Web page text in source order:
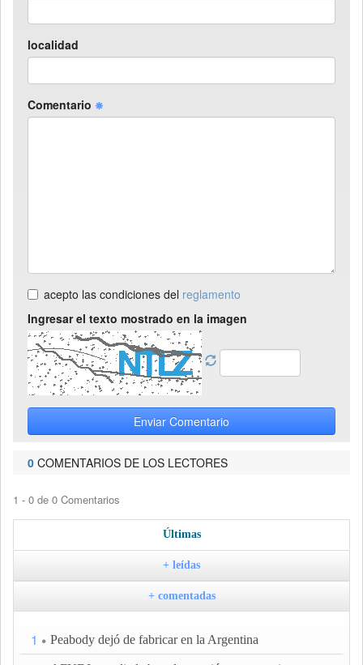
localidad
Comentario
acepto las condiciones del reglamento
Ingresar el texto mostrado en la imagen
Enviar Comentario
0 COMENTARIOS DE LOS LECTORES
1 - 0 de 0 Comentarios
Últimas
+ leídas
+ comentadas
1 Peabody dejó de fabricar en la Argentina